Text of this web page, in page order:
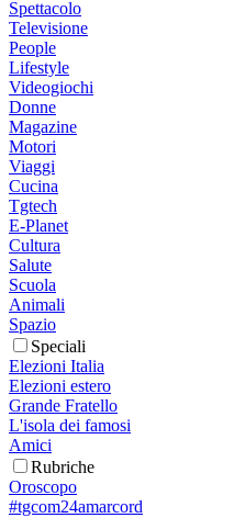
Spettacolo
Televisione
People
Lifestyle
Videogiochi
Donne
Magazine
Motori
Viaggi
Cucina
Tgtech
E-Planet
Cultura
Salute
Scuola
Animali
Spazio
Speciali
Elezioni Italia
Elezioni estero
Grande Fratello
L'isola dei famosi
Amici
Rubriche
Oroscopo
#tgcom24amarcord